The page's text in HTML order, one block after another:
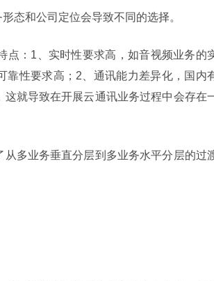
态和公司定位会导致不同的选择。
点：1、实时性要求高，如音视频业务的
靠性要求高；2、通讯能力差异化，国内
就导致在开展云通讯业务过程中会存在
多业务垂直分层到多业务水平分层的过